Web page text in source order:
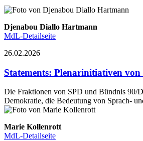
Djenabou Diallo Hartmann
MdL-Detailseite
26.02.2026
Statements: Plenarinitiativen
Die Fraktionen von SPD und Bündnis 90/
Demokratie, die Bedeutung von Sprach-
Marie Kollenrott
MdL-Detailseite